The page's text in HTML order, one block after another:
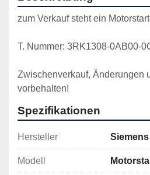
zum Verkauf steht ein
T. Nummer: 3RK1308-0AB00-
Zwischenverkauf, Änderungen
vorbehalten!
Spezifikationen
Hersteller Siemens
Modell